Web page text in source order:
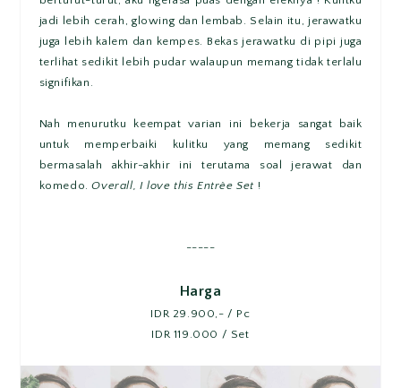
jadi lebih cerah, glowing dan lembab. Selain itu, jerawatku
juga lebih kalem dan kempes. Bekas jerawatku di pipi juga
terlihat sedikit lebih pudar walaupun memang tidak terlalu
signifikan.
Nah menurutku keempat varian ini bekerja sangat baik
untuk memperbaiki kulitku yang memang sedikit
bermasalah akhir-akhir ini terutama soal jerawat dan
komedo.Overall, I love this Entrèe Set !
-----
Harga
IDR 29.900,- / Pc
IDR 119.000 / Set